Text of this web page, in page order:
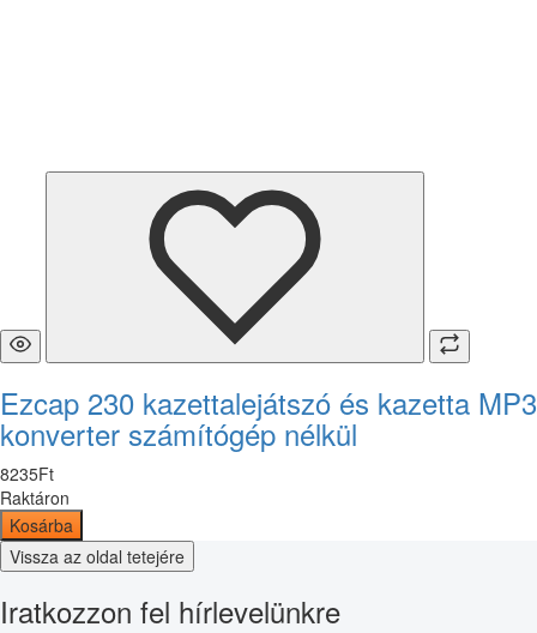
Ezcap 230 kazettalejátszó és kazetta MP3
konverter számítógép nélkül
8235Ft
Raktáron
Kosárba
Vissza az oldal tetejére
Iratkozzon fel hírlevelünkre